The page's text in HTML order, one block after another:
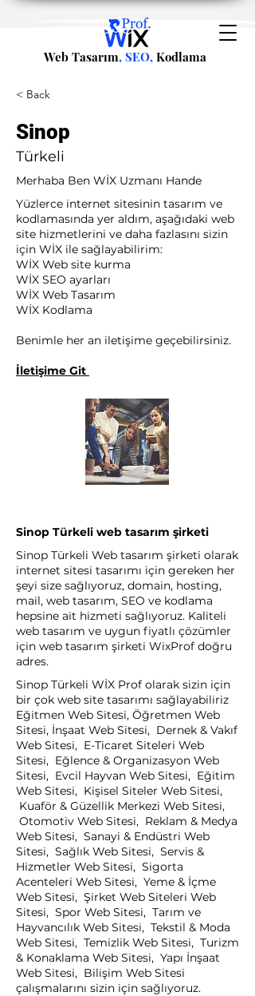
Web Tasarım, SEO, Kodlama
< Back
Sinop
Türkeli
Merhaba Ben WİX Uzmanı Hande
Yüzlerce internet sitesinin tasarım ve
kodlamasında yer aldım, aşağıdaki web
site hizmetlerini ve daha fazlasını sizin
için WİX ile sağlayabilirim:​ ​
WİX Web site kurma
WİX SEO ayarları
WİX Web Tasarım
WİX Kodlama ​
Benimle her an iletişime geçebilirsiniz.
İletişime Git
Sinop Türkeli web tasarım şirketi
Sinop Türkeli Web tasarım şirketi olarak
internet sitesi tasarımı için gereken her
şeyi size sağlıyoruz, domain, hosting,
mail, web tasarım, SEO ve kodlama
hepsine ait hizmeti sağlıyoruz. Kaliteli
web tasarım ve uygun fiyatlı çözümler
için web tasarım şirketi WixProf doğru
adres.
Sinop Türkeli WİX Prof olarak sizin için
bir çok web site tasarımı sağlayabiliriz
Eğitmen Web Sitesi, Öğretmen Web
Sitesi, İnşaat Web Sitesi, Dernek & Vakıf
Web Sitesi, E-Ticaret Siteleri Web
Sitesi, Eğlence & Organizasyon Web
Sitesi, Evcil Hayvan Web Sitesi, Eğitim
Web Sitesi, Kişisel Siteler Web Sitesi,
Kuaför & Güzellik Merkezi Web Sitesi,
Otomotiv Web Sitesi, Reklam & Medya
Web Sitesi, Sanayi & Endüstri Web
Sitesi, Sağlık Web Sitesi, Servis &
Hizmetler Web Sitesi, Sigorta
Acenteleri Web Sitesi, Yeme & İçme
Web Sitesi, Şirket Web Siteleri Web
Sitesi, Spor Web Sitesi, Tarım ve
Hayvancılık Web Sitesi, Tekstil & Moda
Web Sitesi, Temizlik Web Sitesi, Turizm
& Konaklama Web Sitesi, Yapı İnşaat
Web Sitesi, Bilişim Web Sitesi
çalışmalarını sizin için sağlıyoruz.